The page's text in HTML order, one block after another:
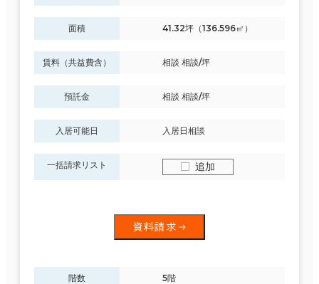
面積 41.32坪（136.596㎡）
賃料（共益費含） 相談 相談/坪
預託金 相談 相談/坪
入居可能日 入居日相談
一括請求リスト 追加
資料請求
階数 5階